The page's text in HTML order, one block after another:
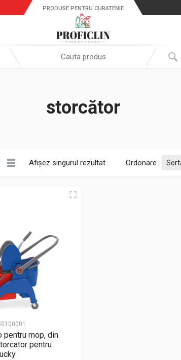
PRODUSE PENTRU CURATENIE
storcător
Afișez singurul rezultat Ordonare
pentru mop, din
pentru